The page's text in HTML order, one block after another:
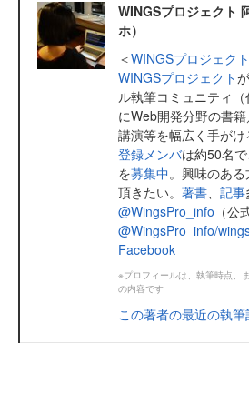
WINGSプロジェクト
ホ）
＜WINGSプロジェクト
WINGSプロジェクト
ル執筆コミュニティ
にWeb開発分野の書籍
講演等を幅広く手が
登録メンバは約50名
を募集中。興味のあ
頂きたい。 著書 記事
@WingsPro_info （公
@WingsPro_info/
Facebook
※プロフィールは、執筆時点、
の内容です
この著者の最近の執